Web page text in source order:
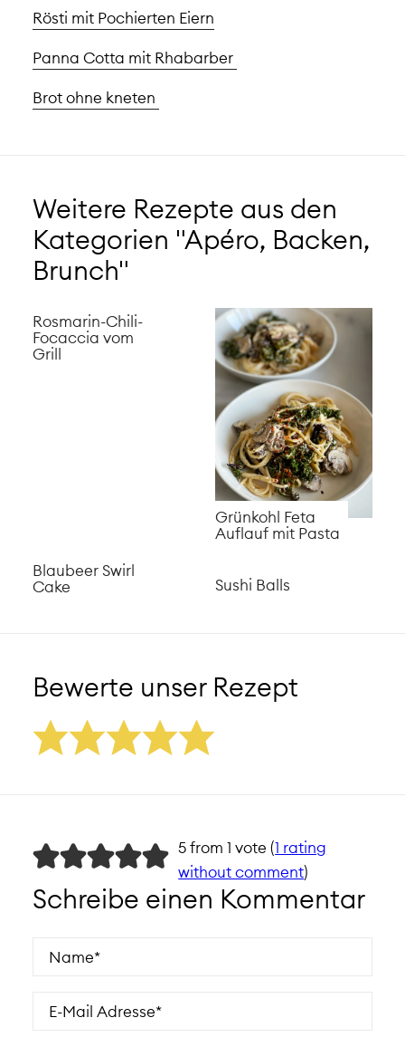
Rösti mit Pochierten Eiern
Panna Cotta mit Rhabarber
Brot ohne kneten
Weitere Rezepte aus den
Kategorien "Apéro, Backen,
Brunch"
Rosmarin-Chili-
Focaccia vom
Grill
Grünkohl Feta
Auflauf mit Pasta
Blaubeer Swirl
Cake
Sushi Balls
Bewerte unser Rezept
5 from 1 vote (1 rating
without comment)
Schreibe einen Kommentar